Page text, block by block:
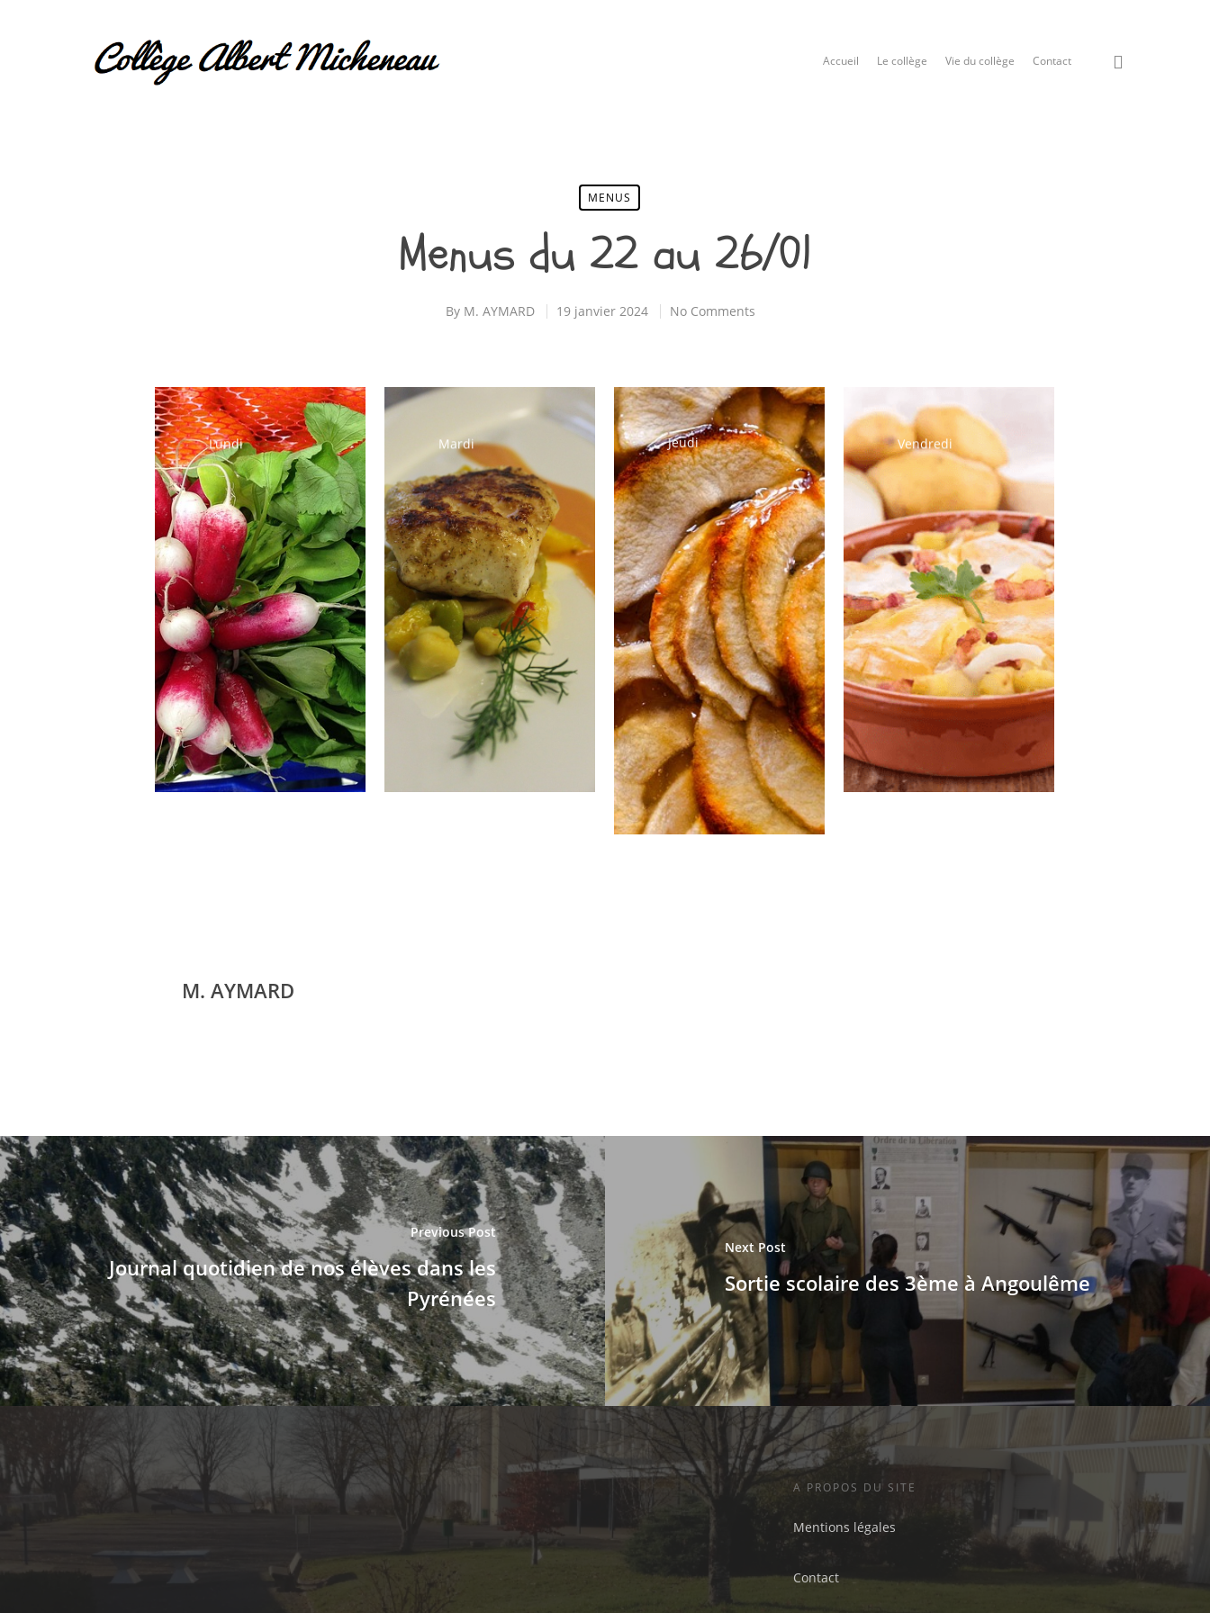
Accueil Le collège Vie du collège Contact
MENUS
Menus du 22 au 26/01
By M. AYMARD 19 janvier 2024 No Comments
Lundi
Radis noirs et
roses
Sauté de poulet
Coquillettes
Salade verte
Fromage
Liégeois
Mardi
Pamplemousse
(boite à idées)
Poisson du jour
Fondue de
poireaux
Salade verte
Fromage
Semoule au lait
Jeudi
Salade
mexicaine
Omelette de
pommes de
terre
Épinards crème
(boite à idées)
Salade verte
Fromage
Tarte aux
pommes maison
(boite à idées)
Vendredi
Potage
Tartiflette (boite
à idées)
Salade verte
Yaourt
Fruits de saison
M. AYMARD
Previous Post
Journal quotidien de nos élèves dans les
Pyrénées
Next Post
Sortie scolaire des 3ème à Angoulême
A PROPOS DU SITE
Mentions légales
Contact